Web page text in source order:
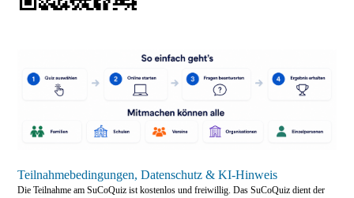
Teilnahmebedingungen, Datenschutz & KI-Hinweis
Die Teilnahme am SuCoQuiz ist kostenlos und freiwillig. Das SuCoQuiz dient der